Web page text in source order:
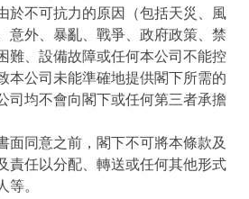
於不可抗力的原因（包括天災、風
意外、暴亂、戰爭、政府政策、禁
難、設備故障或任何本公司不能控
本公司未能準確地提供閣下所需的
司均不會向閣下或任何第三者承擔
面同意之前，閣下不可將本條款及
責任以分配、轉送或任何其他形式
等。